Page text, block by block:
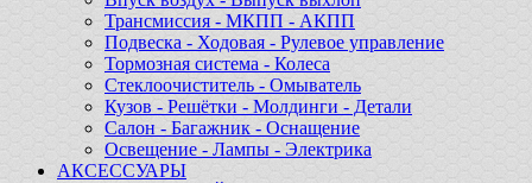
Трансмиссия - МКПП - АКПП
Подвеска - Ходовая - Рулевое управление
Тормозная система - Колеса
Стеклоочиститель - Омыватель
Кузов - Решётки - Молдинги - Детали
Салон - Багажник - Оснащение
Освещение - Лампы - Электрика
АКСЕССУАРЫ